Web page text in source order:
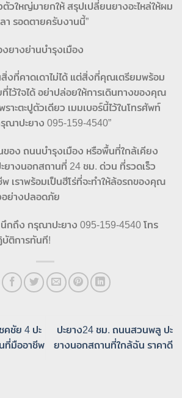
ตัวใหญ่มายกให้ สรุปเปลี่ยนยางอะไหล่ให้ผม
า รอดตายครับงานนี้”
งยางย่านบำรุงเมือง
สิ่งที่คาดเดาไม่ได้ แต่สิ่งที่คุณเตรียมพร้อม
ไว้ใจได้ อย่าปล่อยให้การเดินทางของคุณ
าะตะปูตัวเดียว เมมเบอร์นี้ไว้ในโทรศัพท์
าปะยาง 095-159-4540”
ของ ถนนบำรุงเมือง หรือพื้นที่ใกล้เคียง
ยางนอกสถานที่ 24 ชม. ด่วน ที่รวดเร็ว
พ เราพร้อมเป็นฮีโร่ที่จะทำให้ล้อรถของคุณ
ย่างปลอดภัย
กถึง กรุณาปะยาง 095-159-4540 โทร
บัติการทันที!
คชัย 4 ปะ
ที่มืออาชีพ
ปะยาง24 ชม. ถนนสวนพลู ปะ
ยางนอกสถานที่ใกล้ฉัน ราคาดี​